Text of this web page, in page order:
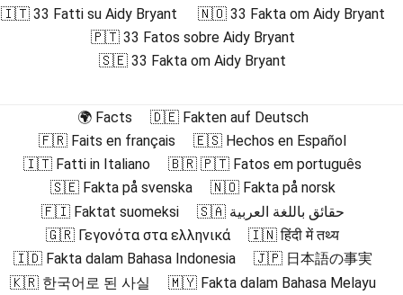
🇮🇹 33 Fatti su Aidy Bryant
🇳🇴 33 Fakta om Aidy Bryant
🇵🇹 33 Fatos sobre Aidy Bryant
🇸🇪 33 Fakta om Aidy Bryant
🌍 Facts
🇩🇪 Fakten auf Deutsch
🇫🇷 Faits en français
🇪🇸 Hechos en Español
🇮🇹 Fatti in Italiano
🇧🇷 🇵🇹 Fatos em português
🇸🇪 Fakta på svenska
🇳🇴 Fakta på norsk
🇫🇮 Faktat suomeksi
🇸🇦 حقائق باللغة العربية
🇬🇷 Γεγονότα στα ελληνικά
🇮🇳 हिंदी में तथ्य
🇮🇩 Fakta dalam Bahasa Indonesia
🇯🇵 日本語の事実
🇰🇷 한국어로 된 사실
🇲🇾 Fakta dalam Bahasa Melayu